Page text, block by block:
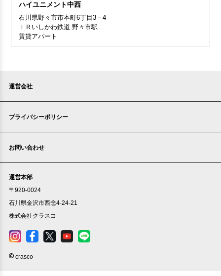
ハイユニメント中西
石川県野々市市本町6丁目3－4
ＩＲいしかわ鉄道 野々市駅
賃貸アパート
運営会社
プライバシーポリシー
お問い合わせ
運営本部
〒920-0024
石川県金沢市西念4-24-21
株式会社クラスコ
crasco